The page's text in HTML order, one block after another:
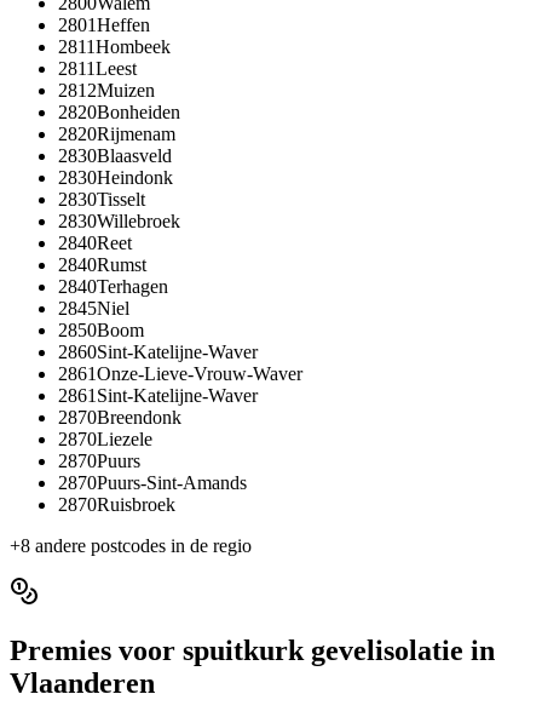
2801Heffen
2811Hombeek
2811Leest
2812Muizen
2820Bonheiden
2820Rijmenam
2830Blaasveld
2830Heindonk
2830Tisselt
2830Willebroek
2840Reet
2840Rumst
2840Terhagen
2845Niel
2850Boom
2860Sint-Katelijne-Waver
2861Onze-Lieve-Vrouw-Waver
2861 Sint-Katelijne-Waver
2870Breendonk
2870Liezele
2870Puurs
2870Puurs-Sint-Amands
2870Ruisbroek
+8 andere postcodes in de regio
Premies voor spuitkurk gevelisolatie in
Vlaanderen